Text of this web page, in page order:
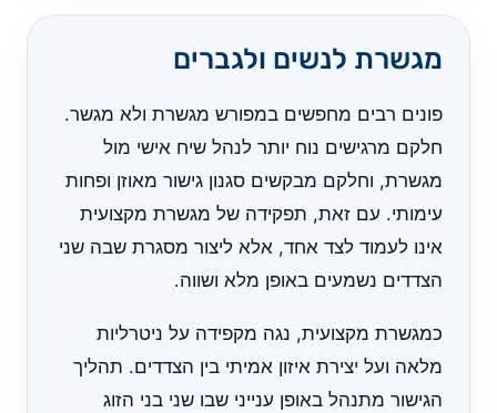
מגשרת לנשים ולגברים
פונים רבים מחפשים במפורש מגשרת ולא מגשר.
חלקם מרגישים נוח יותר לנהל שיח אישי מול
מגשרת, וחלקם מבקשים סגנון גישור מאוזן ופחות
עימותי. עם זאת, תפקידה של מגשרת מקצועית
אינו לעמוד לצד אחד, אלא ליצור מסגרת שבה שני
הצדדים נשמעים באופן מלא ושווה.
כמגשרת מקצועית, נגה מקפידה על ניטרליות
מלאה ועל יצירת איזון אמיתי בין הצדדים. תהליך
הגישור מתנהל באופן ענייני שבו שני בני הזוג